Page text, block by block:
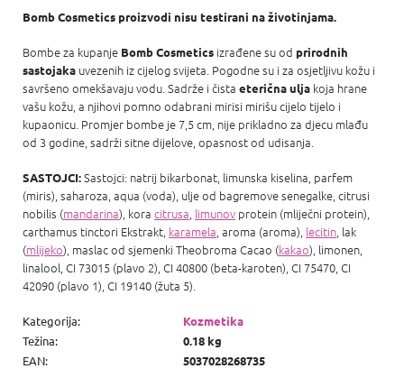
Bomb Cosmetics proizvodi nisu testirani na životinjama.
Bombe za kupanje Bomb Cosmetics izrađene su od prirodnih
sastojaka uvezenih iz cijelog svijeta. Pogodne su i za osjetljivu kožu i
savršeno omekšavaju vodu. Sadrže i čista eterična ulja koja hrane
vašu kožu, a njihovi pomno odabrani mirisi mirišu cijelo tijelo i
kupaonicu. Promjer bombe je 7,5 cm, nije prikladno za djecu mlađu
od 3 godine, sadrži sitne dijelove, opasnost od udisanja.
SASTOJCI:Sastojci: natrij bikarbonat, limunska kiselina, parfem
(miris), saharoza, aqua (voda), ulje od bagremove senegalke, citrusi
nobilis (mandarina), kora citrusa, limunov protein (mliječni protein),
carthamus tinctori Ekstrakt, karamela, aroma (aroma), lecitin, lak
(mlijeko), maslac od sjemenki Theobroma Cacao (kakao), limonen,
linalool, CI 73015 (plavo 2), CI 40800 (beta-karoten), CI 75470, CI
42090 (plavo 1), CI 19140 (žuta 5).
Kategorija:
Kozmetika
Težina:
0.18 kg
EAN: 5037028268735